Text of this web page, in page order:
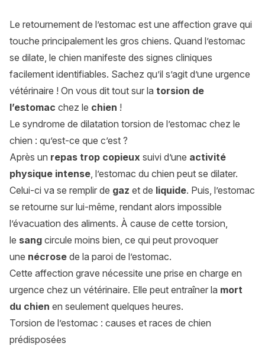
Le retournement de l’estomac est une affection grave qui
touche principalement les gros chiens. Quand l’estomac
se dilate, le chien manifeste des signes cliniques
facilement identifiables. Sachez qu’il s’agit d’une urgence
vétérinaire ! On vous dit tout sur la torsion de
l’estomac chez le chien !
Le syndrome de dilatation torsion de l’estomac chez le
chien : qu’est-ce que c’est ?
Après un repas trop copieux suivi d’une activité
physique intense , l’estomac du chien peut se dilater.
Celui-ci va se remplir de gaz et de liquide. Puis, l’estomac
se retourne sur lui-même, rendant alors impossible
l’évacuation des aliments. À cause de cette torsion,
le sang circule moins bien, ce qui peut provoquer
une nécrose de la paroi de l’estomac.
Cette affection grave nécessite une prise en charge en
urgence chez un vétérinaire. Elle peut entraîner la mort
du chien en seulement quelques heures.
Torsion de l’estomac : causes et races de chien
prédisposées